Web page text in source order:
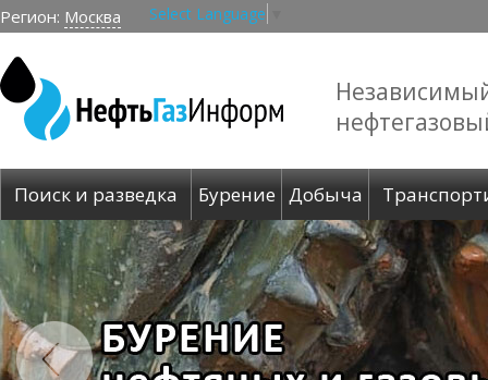
Регион: Москва Select Language
Поиск и разведка Бурение Добыча